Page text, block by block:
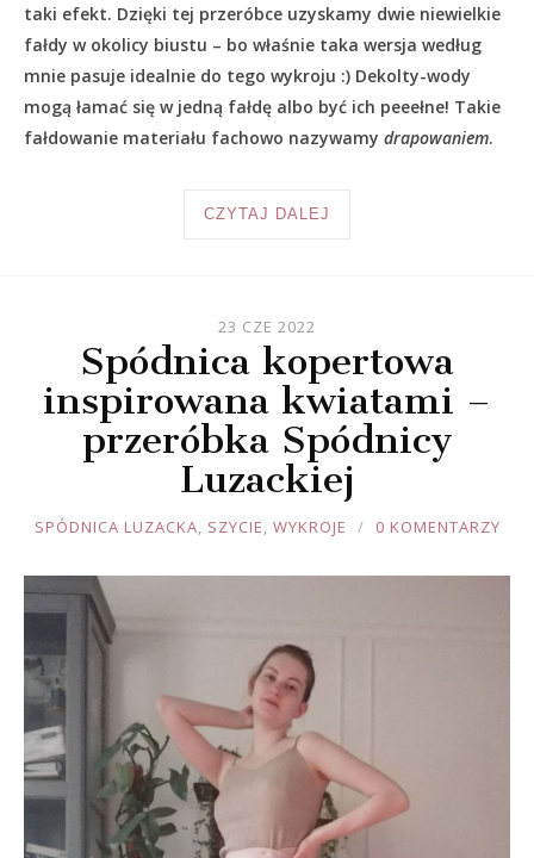
taki efekt. Dzięki tej przeróbce uzyskamy dwie niewielkie
fałdy w okolicy biustu – bo właśnie taka wersja według
mnie pasuje idealnie do tego wykroju :) Dekolty-wody
mogą łamać się w jedną fałdę albo być ich peeełne! Takie
fałdowanie materiału fachowo nazywamy drapowaniem.
CZYTAJ DALEJ
23 CZE 2022
Spódnica kopertowa
inspirowana kwiatami –
przeróbka Spódnicy
Luzackiej
JOULE
SPÓDNICA LUZACKA, SZYCIE, WYKROJE 0 KOMENTARZY